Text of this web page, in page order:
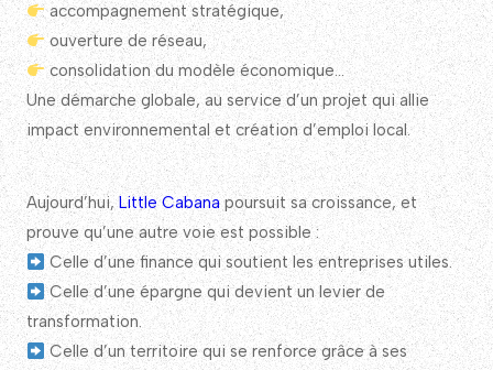
accompagnement stratégique,
ouverture de réseau,
consolidation du modèle économique…
Une démarche globale, au service d’un projet qui allie
impact environnemental et création d’emploi local.
Aujourd’hui,Little Cabanapoursuit sa croissance, et
prouve qu’une autre voie est possible :
Celle d’une finance qui soutient les entreprises utiles.
Celle d’une épargne qui devient un levier de
transformation.
Celle d’un territoire qui se renforce grâce à ses